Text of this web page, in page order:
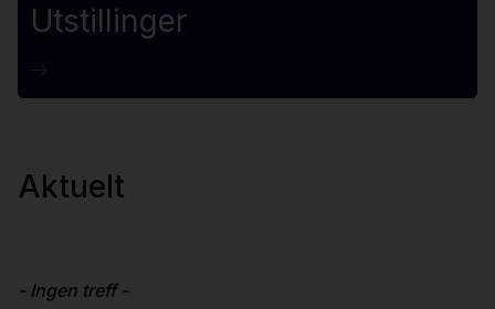
Utstillinger
Aktuelt
- Ingen treff -